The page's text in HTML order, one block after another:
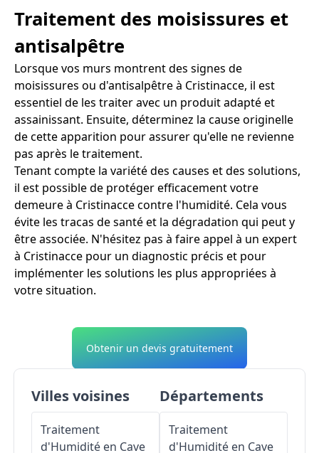
Traitement des moisissures et
antisalpêtre
Lorsque vos murs montrent des signes de
moisissures ou d'antisalpêtre à Cristinacce, il est
essentiel de les traiter avec un produit adapté et
assainissant. Ensuite, déterminez la cause originelle
de cette apparition pour assurer qu'elle ne revienne
pas après le traitement.
Tenant compte la variété des causes et des solutions,
il est possible de protéger efficacement votre
demeure à Cristinacce contre l'humidité. Cela vous
évite les tracas de santé et la dégradation qui peut y
être associée. N'hésitez pas à faire appel à un expert
à Cristinacce pour un diagnostic précis et pour
implémenter les solutions les plus appropriées à
votre situation.
Obtenir un devis gratuitement
Villes voisines
Traitement
d'Humidité en Cave
Départements
Traitement
d'Humidité en Cave